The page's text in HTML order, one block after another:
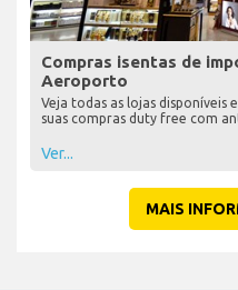
Compras isentas de
Aeroporto
Veja todas as lojas disponíveis
suas compras duty free com
Ver...
MAIS